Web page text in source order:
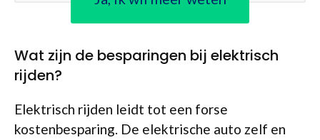
Wat zijn de besparingen bij elektrisch
rijden?
Elektrisch rijden leidt tot een forse
kostenbesparing. De elektrische auto zelf en